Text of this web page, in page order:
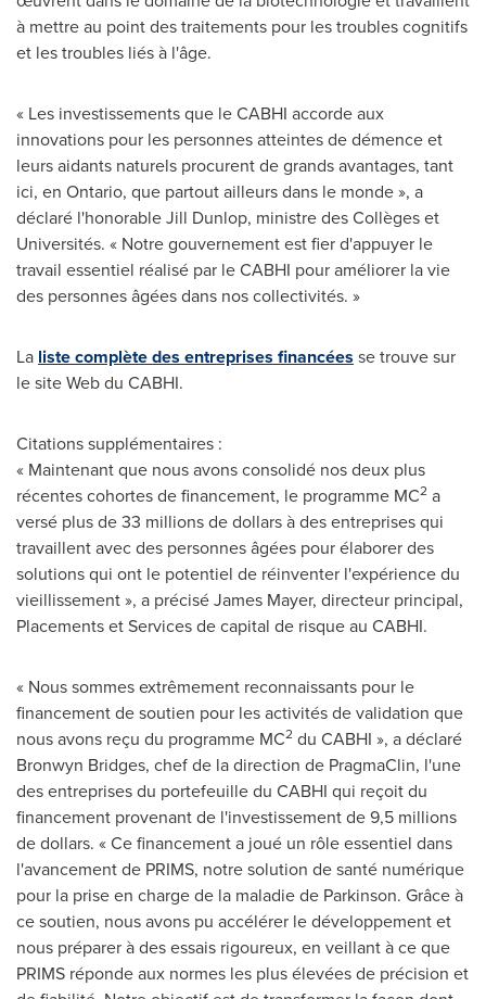
à mettre au point des traitements pour les troubles cognitifs
et les troubles liés à l'âge.
« Les investissements que le CABHI accorde aux
innovations pour les personnes atteintes de démence et
leurs aidants naturels procurent de grands avantages, tant
ici, en Ontario, que partout ailleurs dans le monde », a
déclaré l'honorable Jill Dunlop, ministre des Collèges et
Universités. « Notre gouvernement est fier d'appuyer le
travail essentiel réalisé par le CABHI pour améliorer la vie
des personnes âgées dans nos collectivités. »
La liste complète des entreprises financées se trouve sur
le site Web du CABHI.
Citations supplémentaires :
« Maintenant que nous avons consolidé nos deux plus
récentes cohortes de financement, le programme MC2 a
versé plus de 33 millions de dollars à des entreprises qui
travaillent avec des personnes âgées pour élaborer des
solutions qui ont le potentiel de réinventer l'expérience du
vieillissement », a précisé James Mayer, directeur principal,
Placements et Services de capital de risque au CABHI.
« Nous sommes extrêmement reconnaissants pour le
financement de soutien pour les activités de validation que
nous avons reçu du programme MC2 du CABHI », a déclaré
Bronwyn Bridges, chef de la direction de PragmaClin, l'une
des entreprises du portefeuille du CABHI qui reçoit du
financement provenant de l'investissement de 9,5 millions
de dollars. « Ce financement a joué un rôle essentiel dans
l'avancement de PRIMS, notre solution de santé numérique
pour la prise en charge de la maladie de Parkinson. Grâce à
ce soutien, nous avons pu accélérer le développement et
nous préparer à des essais rigoureux, en veillant à ce que
PRIMS réponde aux normes les plus élevées de précision et